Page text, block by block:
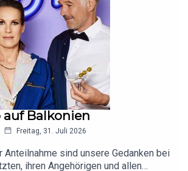
auf Balkonien
Freitag, 31. Juli 2026
Anteilnahme sind unsere Gedanken bei
ihren Angehörigen und allen